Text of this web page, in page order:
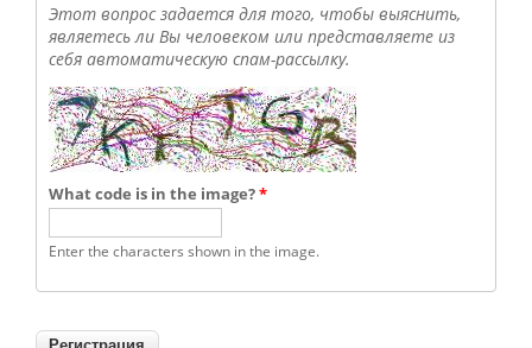
Этот вопрос задается для того, чтобы выяснить,
являетесь ли Вы человеком или представляете из
себя автоматическую спам-рассылку.
What code is in the image?*
Enter the characters shown in the image.